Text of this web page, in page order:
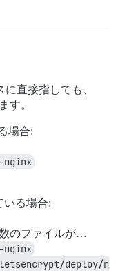
直接指しても、
す。
場合:
いる場合:
のファイルが…
deploy/n